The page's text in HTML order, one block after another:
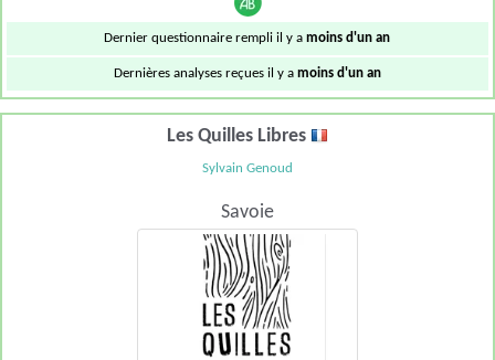
Dernier questionnaire rempli il y amoins d'un an
Dernières analyses reçues il y a moins d'un an
Les Quilles Libres
Sylvain Genoud
Savoie